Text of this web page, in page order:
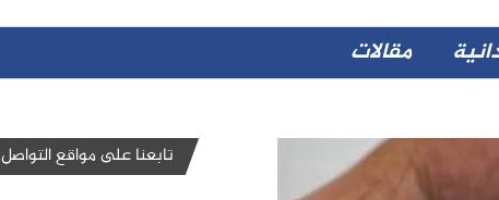
مقالات
تابعنا على مواقع التواصل